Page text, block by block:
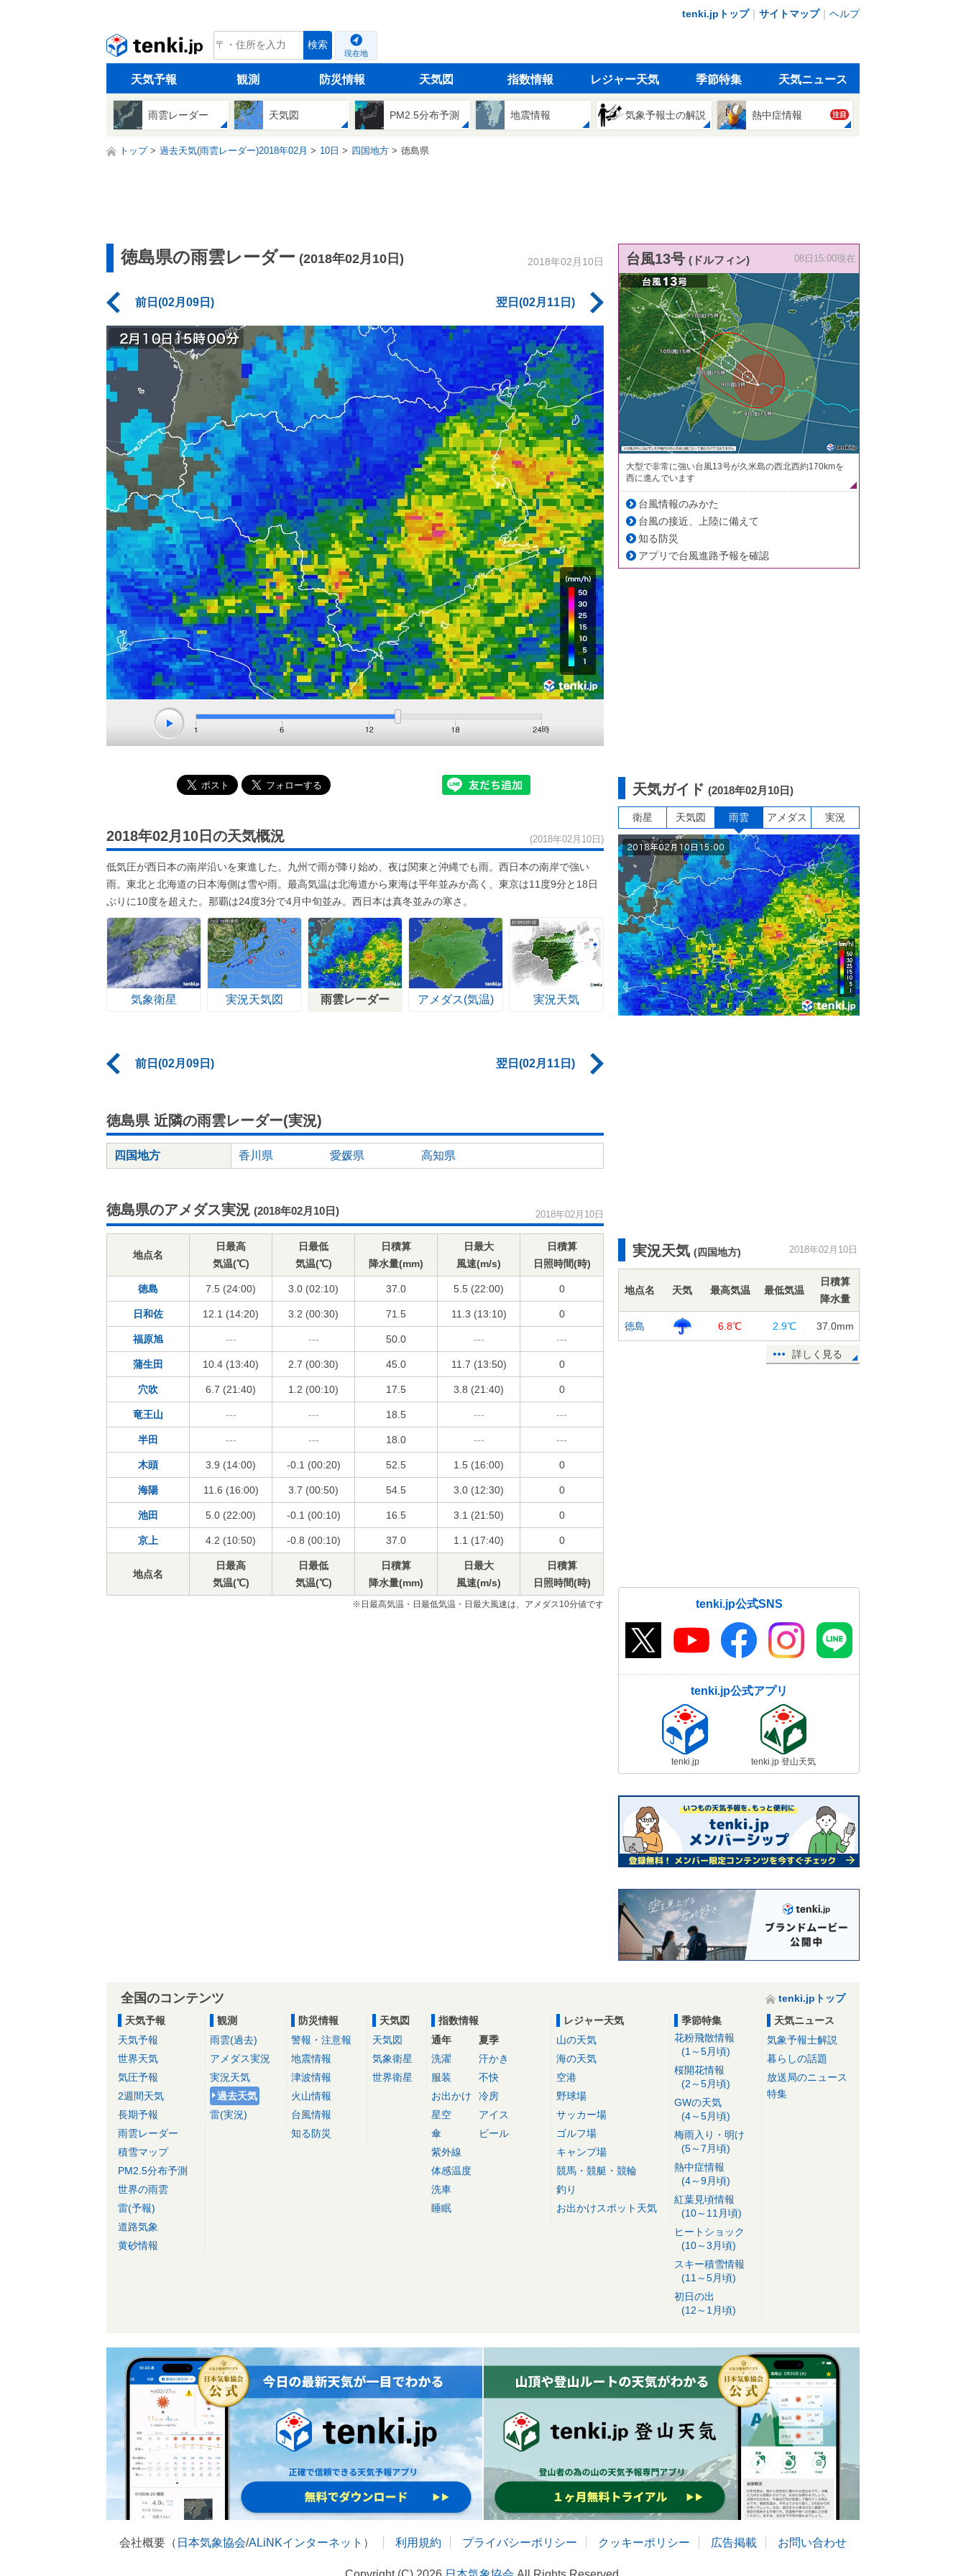
tenki.jpトップ｜ サイトマップ｜ ヘルプ
tenki.jp 検索
現在地
天気予報 観測 防災情報 天気図 指数情報 レジャー天気 季節特集 天気ニュース
雨雲レーダー 天気図 PM2.5分布予測 地震情報 気象予報士の解説 熱中症情報 注目
トップ 過去天気(雨雲レーダー)2018年02月 10日 四国地方 徳島県
徳島県の雨雲レーダー (2018年02月10日) 2018年02月10日
前日(02月09日) 翌日(02月11日)
2018年02月10日の天気概況 (2018年02月10日)
低気圧が西日本の南岸沿いを東進した。九州で雨が降り始め、夜は関東と沖縄でも雨。西日本の南岸で強い
雨。東北と北海道の日本海側は雪や雨。最高気温は北海道から東海は平年並みか高く、東京は11度9分と18日
ぶりに10度を超えた。那覇は24度3分で4月中旬並み。西日本は真冬並みの寒さ。
気象衛星 実況天気図 雨雲レーダー アメダス(気温) 実況天気
前日(02月09日) 翌日(02月11日)
徳島県 近隣の雨雲レーダー(実況)
四国地方 香川県 愛媛県 高知県
徳島県のアメダス実況 (2018年02月10日) 2018年02月10日
地点名
日最高
気温(℃)
日最低
気温(℃)
日積算
降水量(mm)
日最大
風速(m/s)
日積算
日照時間(時)
徳島 7.5 (24:00) 3.0 (02:10) 37.0 5.5 (22:00) 0
日和佐 12.1 (14:20) 3.2 (00:30) 71.5 11.3 (13:10) 0
福原旭 --- --- 50.0 --- ---
蒲生田 10.4 (13:40) 2.7 (00:30) 45.0 11.7 (13:50) 0
穴吹 6.7 (21:40) 1.2 (00:10) 17.5 3.8 (21:40) 0
竜王山 --- --- 18.5 --- ---
半田 --- --- 18.0 --- ---
木頭 3.9 (14:00) -0.1 (00:20) 52.5 1.5 (16:00) 0
海陽 11.6 (16:00) 3.7 (00:50) 54.5 3.0 (12:30) 0
池田 5.0 (22:00) -0.1 (00:10) 16.5 3.1 (21:50) 0
京上 4.2 (10:50) -0.8 (00:10) 37.0 1.1 (17:40) 0
地点名
日最高
気温(℃)
日最低
気温(℃)
日積算
降水量(mm)
日最大
風速(m/s)
日積算
日照時間(時)
※日最高気温・日最低気温・日最大風速は、アメダス10分値です
台風13号 (ドルフィン) 08日15:00現在
大型で非常に強い台風13号が久米島の西北西約170kmを
西に進んでいます
台風情報のみかた
台風の接近、上陸に備えて
知る防災
アプリで台風進路予報を確認
天気ガイド (2018年02月10日)
衛星 天気図 雨雲 アメダス 実況
実況天気 (四国地方) 2018年02月10日
地点名 天気 最高気温 最低気温
日積算
降水量
徳島 6.8℃ 2.9℃ 37.0mm
詳しく見る
tenki.jp公式SNS
tenki.jp公式アプリ
tenki.jp tenki.jp 登山天気
全国のコンテンツ
tenki.jpトップ
天気予報
天気予報
世界天気
気圧予報
2週間天気
長期予報
雨雲レーダー
積雪マップ
PM2.5分布予測
世界の雨雲
雷(予報)
道路気象
黄砂情報
観測
雨雲(過去)
アメダス実況
実況天気
過去天気
雷(実況)
防災情報
警報・注意報
地震情報
津波情報
火山情報
台風情報
知る防災
天気図
天気図
気象衛星
世界衛星
指数情報
通年
洗濯
服装
お出かけ
星空
傘
紫外線
体感温度
洗車
睡眠
夏季
汗かき
不快
冷房
アイス
ビール
レジャー天気
山の天気
海の天気
空港
野球場
サッカー場
ゴルフ場
キャンプ場
競馬・競艇・競輪
釣り
お出かけスポット天気
季節特集
花粉飛散情報
(1～5月頃)
桜開花情報
(2～5月頃)
GWの天気
(4～5月頃)
梅雨入り・明け
(5～7月頃)
熱中症情報
(4～9月頃)
紅葉見頃情報
(10～11月頃)
ヒートショック
(10～3月頃)
スキー積雪情報
(11～5月頃)
初日の出
(12～1月頃)
天気ニュース
気象予報士解説
暮らしの話題
放送局のニュース
特集
会社概要（ 日本気象協会/ALiNKインターネット ） 利用規約 プライバシーポリシー クッキーポリシー 広告掲載 お問い合わせ